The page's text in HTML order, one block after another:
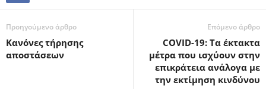
Προηγούμενο άρθρο
Κανόνες τήρησης
αποστάσεων
Επόμενο άρθρο
COVID-19: Τα έκτακτα
μέτρα που ισχύουν στην
επικράτεια ανάλογα με
την εκτίμηση κινδύνου